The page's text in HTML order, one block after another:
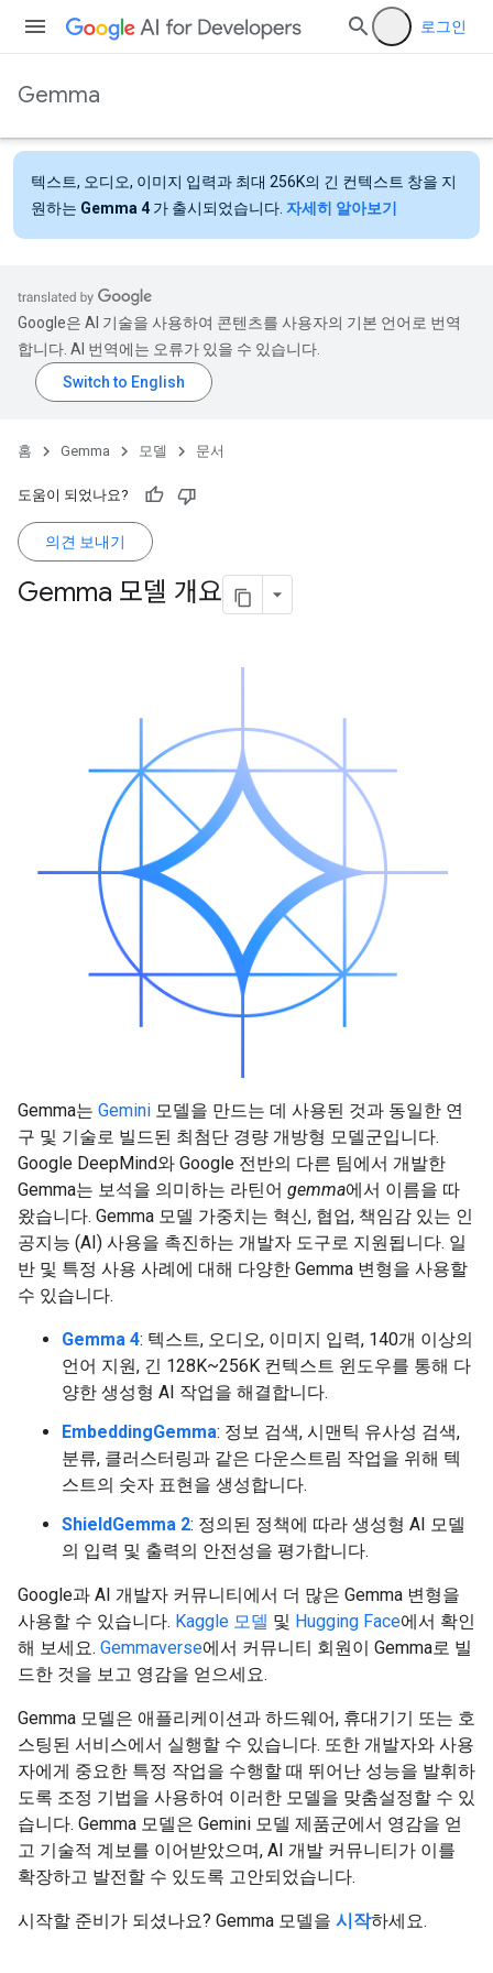
로그인
Gemma
텍스트, 오디오, 이미지 입력과 최대 256K의 긴 컨텍스트 창을 지
원하는 Gemma 4 가 출시되었습니다. 자세히 알아보기
Google은 AI 기술을 사용하여 콘텐츠를 사용자의 기본 언어로 번역
합니다. AI 번역에는 오류가 있을 수 있습니다.
홈 Gemma 모델 문서
도움이 되었나요?
의견 보내기
Gemma 모델 개요
Gemma는 Gemini 모델을 만드는 데 사용된 것과 동일한 연
구 및 기술로 빌드된 최첨단 경량 개방형 모델군입니다.
Google DeepMind와 Google 전반의 다른 팀에서 개발한
Gemma는 보석을 의미하는 라틴어 gemma에서 이름을 따
왔습니다. Gemma 모델 가중치는 혁신, 협업, 책임감 있는 인
공지능 (AI) 사용을 촉진하는 개발자 도구로 지원됩니다. 일
반 및 특정 사용 사례에 대해 다양한 Gemma 변형을 사용할
수 있습니다.
Gemma 4: 텍스트, 오디오, 이미지 입력, 140개 이상의
언어 지원, 긴 128K~256K 컨텍스트 윈도우를 통해 다
양한 생성형 AI 작업을 해결합니다.
EmbeddingGemma: 정보 검색, 시맨틱 유사성 검색,
분류, 클러스터링과 같은 다운스트림 작업을 위해 텍
스트의 숫자 표현을 생성합니다.
ShieldGemma 2: 정의된 정책에 따라 생성형 AI 모델
의 입력 및 출력의 안전성을 평가합니다.
Google과 AI 개발자 커뮤니티에서 더 많은 Gemma 변형을
사용할 수 있습니다. Kaggle 모델 및 Hugging Face에서 확인
해 보세요. Gemmaverse에서 커뮤니티 회원이 Gemma로 빌
드한 것을 보고 영감을 얻으세요.
Gemma 모델은 애플리케이션과 하드웨어, 휴대기기 또는 호
스팅된 서비스에서 실행할 수 있습니다. 또한 개발자와 사용
자에게 중요한 특정 작업을 수행할 때 뛰어난 성능을 발휘하
도록 조정 기법을 사용하여 이러한 모델을 맞춤설정할 수 있
습니다. Gemma 모델은 Gemini 모델 제품군에서 영감을 얻
고 기술적 계보를 이어받았으며, AI 개발 커뮤니티가 이를
확장하고 발전할 수 있도록 고안되었습니다.
시작할 준비가 되셨나요? Gemma 모델을 시작하세요.